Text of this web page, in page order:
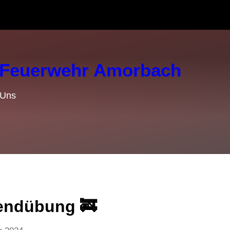
Amorbach
🚒